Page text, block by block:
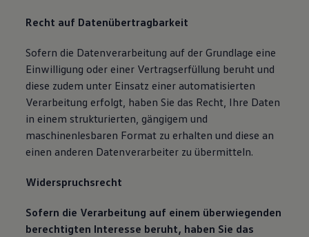
Recht auf Datenübertragbarkeit
Sofern die Datenverarbeitung auf der Grundlage eine
Einwilligung oder einer Vertragserfüllung beruht und
diese zudem unter Einsatz einer automatisierten
Verarbeitung erfolgt, haben Sie das Recht, Ihre Daten
in einem strukturierten, gängigem und
maschinenlesbaren Format zu erhalten und diese an
einen anderen Datenverarbeiter zu übermitteln.
Widerspruchsrecht
Sofern die Verarbeitung auf einem überwiegenden
berechtigten Interesse beruht, haben Sie das